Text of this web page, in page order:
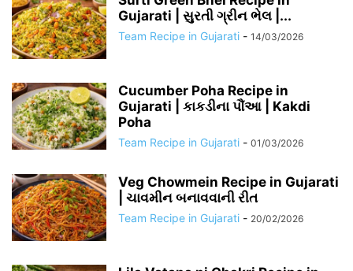
Gujarati | સુરતી ગ્રીન ભેલ |...
Team Recipe in Gujarati - 14/03/2026
Cucumber Poha Recipe in
Gujarati | કાકડીના પૌંઆ | Kakdi
Poha
Team Recipe in Gujarati - 01/03/2026
Veg Chowmein Recipe in Gujarati
| ચાવમીન બનાવવાની રીત
Team Recipe in Gujarati - 20/02/2026